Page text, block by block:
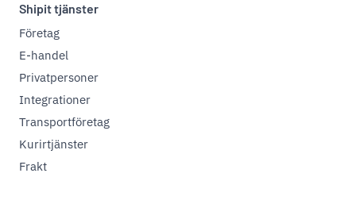
Shipit tjänster
Företag
E-handel
Privatpersoner
Integrationer
Transportföretag
Kurirtjänster
Frakt